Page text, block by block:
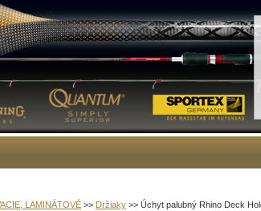
LAMINÁTOVÉ >> Držiaky >> Úchyt palubný Rhino Deck